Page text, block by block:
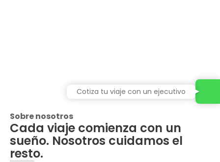
Sobre nosotros
Cada viaje comienza con un
sueño. Nosotros cuidamos el
resto.
Cotiza tu viaje con un ejecutivo